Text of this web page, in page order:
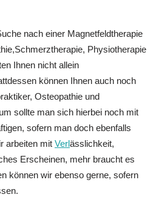
nach einer Magnetfeldtherapie
Physiotherapie
Ihnen nicht allein
können Ihnen auch noch
Osteopathie und
sollte man sich hierbei noch mit
sofern man doch ebenfalls
arbeiten mit Verlässlichkeit,
Erscheinen, mehr braucht es
können wir ebenso gerne, sofern